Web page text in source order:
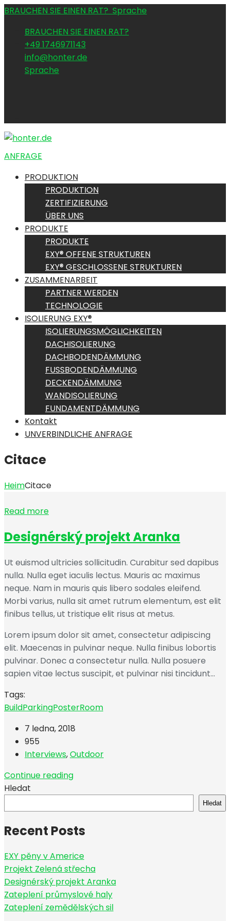
BRAUCHEN SIE EINEN RAT? Sprache
BRAUCHEN SIE EINEN RAT?
+49 1746971143
info@honter.de
Sprache
ANFRAGE
PRODUKTION
PRODUKTION
ZERTIFIZIERUNG
ÜBER UNS
PRODUKTE
PRODUKTE
EXY® OFFENE STRUKTUREN
EXY® GESCHLOSSENE STRUKTUREN
ZUSAMMENARBEIT
PARTNER WERDEN
TECHNOLOGIE
ISOLIERUNG EXY®
ISOLIERUNGSMÖGLICHKEITEN
DACHISOLIERUNG
DACHBODENDÄMMUNG
FUSSBODENDÄMMUNG
DECKENDÄMMUNG
WANDISOLIERUNG
FUNDAMENTDÄMMUNG
Kontakt
UNVERBINDLICHE ANFRAGE
Citace
HeimCitace
Read more
Designérský projekt Aranka
Ut euismod ultricies sollicitudin. Curabitur sed dapibus
nulla. Nulla eget iaculis lectus. Mauris ac maximus
neque. Nam in mauris quis libero sodales eleifend.
Morbi varius, nulla sit amet rutrum elementum, est elit
finibus tellus, ut tristique elit risus at metus.
Lorem ipsum dolor sit amet, consectetur adipiscing
elit. Maecenas in pulvinar neque. Nulla finibus lobortis
pulvinar. Donec a consectetur nulla. Nulla posuere
sapien vitae lectus suscipit, et pulvinar nisi tincidunt…
Tags:
BuildParkingPosterRoom
7 ledna, 2018
955
Interviews,Outdoor
Continue reading
Hledat
Hledat
Recent Posts
EXY pěny v Americe
Projekt Zelená střecha
Designérský projekt Aranka
Zateplení průmyslové haly
Zateplení zemědělských sil